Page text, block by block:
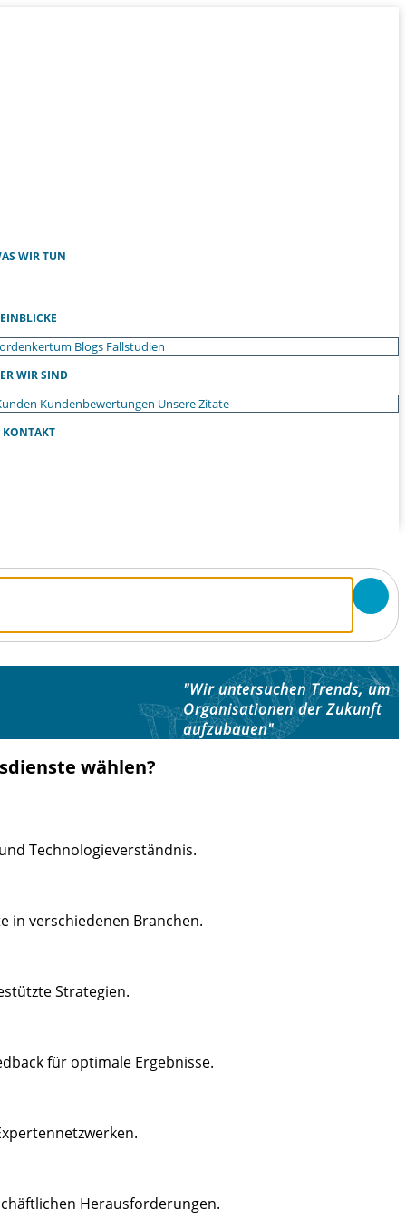
WIR TUN
EINBLICKE
Blogs Fallstudien
WIR SIND
Kundenbewertungen Unsere Zitate
KONTAKT
"Wir untersuchen Trends, um
Organisationen der Zukunft
aufzubauen"
wählen?
Technologieverständnis.
in verschiedenen Branchen.
Strategien.
für optimale Ergebnisse.
Herausforderungen.